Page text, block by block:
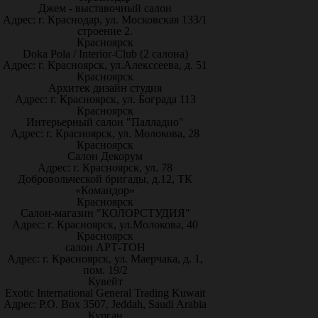
Джем - выставочный салон
Адрес: г. Краснодар, ул. Московская 133/1
строение 2.
Красноярск
Doka Pola / Interior-Club (2 салона)
Адрес: г. Красноярск, ул.Алекссеева, д. 51
Красноярск
Архитек дизайн студия
Адрес: г. Красноярск, ул. Бограда 113
Красноярск
Интерьерный салон "Палладио"
Адрес: г. Красноярск, ул. Молокова, 28
Красноярск
Салон Декорум
Адрес: г. Красноярск, ул. 78
Добровольческой бригады, д.12, ТК
«Командор»
Красноярск
Салон-магазин "КОЛОРСТУДИЯ"
Адрес: г. Красноярск, ул.Молокова, 40
Красноярск
салон АРТ-ТОН
Адрес: г. Красноярск, ул. Маерчака, д. 1,
пом. 19/2
Кувейт
Exotic International General Trading Kuwait
Адрес: P.O. Box 3507, Jeddah, Saudi Arabia
Курган